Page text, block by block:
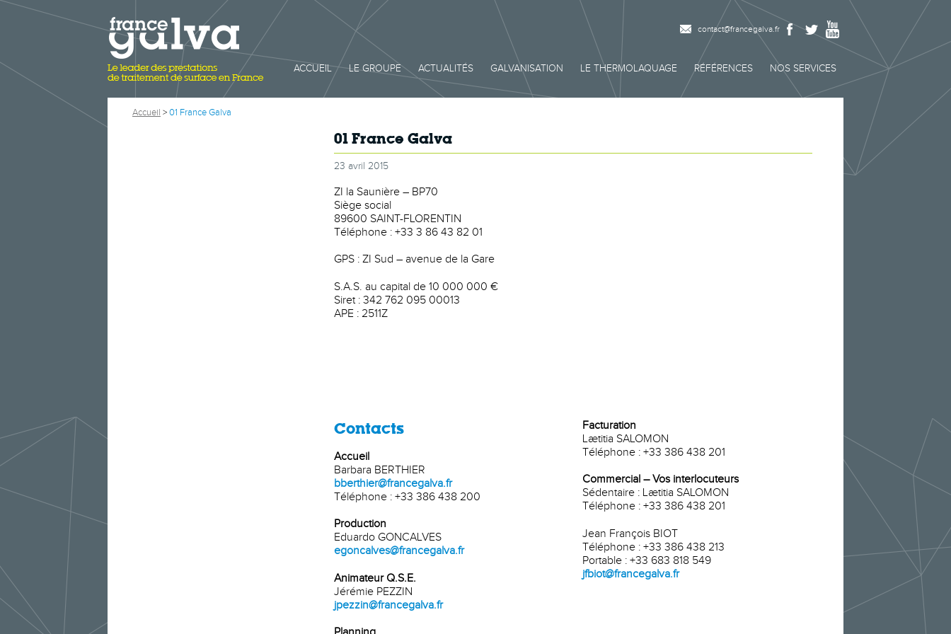
ACCUEIL LE GROUPE ACTUALITÉS GALVANISATION LE THERMOLAQUAGE RÉFÉRENCES NOS SERVICES
contact@francegalva.fr
Accueil > 01 France Galva
01 France Galva
23 avril 2015
ZI la Saunière – BP70
Siège social
89600 SAINT-FLORENTIN
Téléphone : +33 3 86 43 82 01
GPS : ZI Sud – avenue de la Gare
S.A.S. au capital de 10 000 000 €
Siret : 342 762 095 00013
APE : 2511Z
Contacts
Accueil
Barbara BERTHIER
bberthier@francegalva.fr
Téléphone : +33 386 438 200
Production
Eduardo GONCALVES
egoncalves@francegalva.fr
Animateur Q.S.E.
Jérémie PEZZIN
jpezzin@francegalva.fr
Facturation
Lætitia SALOMON
Téléphone : +33 386 438 201
Commercial – Vos interlocuteurs
Sédentaire : Lætitia SALOMON
Téléphone : +33 386 438 201
Jean François BIOT
Téléphone : +33 386 438 213
Portable : +33 683 818 549
jfbiot@francegalva.fr